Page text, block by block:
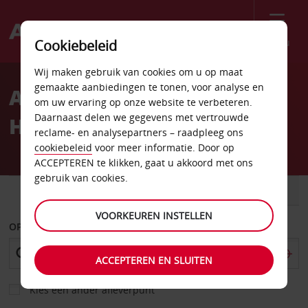
Menu
Welcome
AvisAutoverhuur Vancouver
Hornby Street
OPHALEN OP
Kies een ander afleverpunt
Cookiebeleid
Wij maken gebruik van cookies om u op maat
gemaakte aanbiedingen te tonen, voor analyse en
om uw ervaring op onze website te verbeteren.
Daarnaast delen we gegevens met vertrouwde
reclame- en analysepartners – raadpleeg ons
cookiebeleid voor meer informatie. Door op
ACCEPTEREN te klikken, gaat u akkoord met ons
gebruik van cookies.
VOORKEUREN INSTELLEN
ACCEPTEREN EN SLUITEN